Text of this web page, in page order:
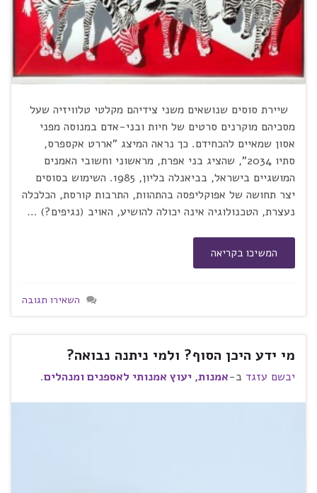
שיירת סוסים שנושאים משני צידיהם מקלטי טלוויזיה שעל
מסכיהם מוקרנים סרטים של חיות ובני-אדם במנוסה מפני
אסון שמאיים להכחידם. כך נראה המיצג "אררט אקספרס,
סתיו 2034", שהציג בני אפרת, מראשוני וחשובי האמנים
המושגיים בישראל, בביאנלה בליון, 1985. השימוש בסוסים
יצר תחושה של אפוקליפסה בהתהוות, התרבות קורסת, הכלכלה
נעצרת, הטכנולוגיה אינה יכולה להושיע, האויב (נגיפים?) …
המשיכו בקריאה
השאירו תגובה
מי ידע היכן הסוף? ולמי ניתנה נבואה?
יבשם עזגד ב-אמנות, יעוץ אמנותי לאספנים ומנהלים.